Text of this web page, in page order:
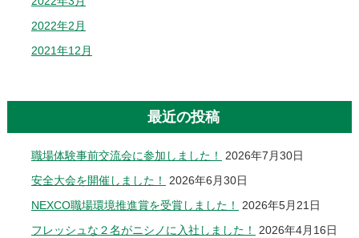
2022年2月
2021年12月
最近の投稿
職場体験事前交流会に参加しました！
2026年7月30日
安全大会を開催しました！
2026年6月30日
NEXCO職場環境推進賞を受賞しました！
2026年5月21日
フレッシュな２名がニシノに入社しました！
2026年4月16日